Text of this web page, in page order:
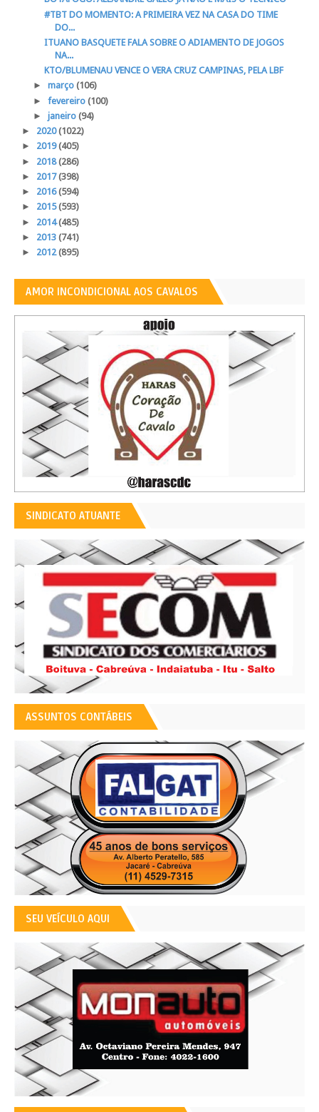
#TBT DO MOMENTO: A PRIMEIRA VEZ NA CASA DO TIME
DO...
ITUANO BASQUETE FALA SOBRE O ADIAMENTO DE JOGOS
NA...
KTO/BLUMENAU VENCE O VERA CRUZ CAMPINAS, PELA LBF
► março (106)
► fevereiro (100)
► janeiro (94)
► 2020(1022)
► 2019(405)
► 2018(286)
► 2017(398)
► 2016(594)
► 2015(593)
► 2014(485)
► 2013 (741)
► 2012(895)
AMOR INCONDICIONAL AOS CAVALOS
SINDICATO ATUANTE
ASSUNTOS CONTÁBEIS
SEU VEÍCULO AQUI